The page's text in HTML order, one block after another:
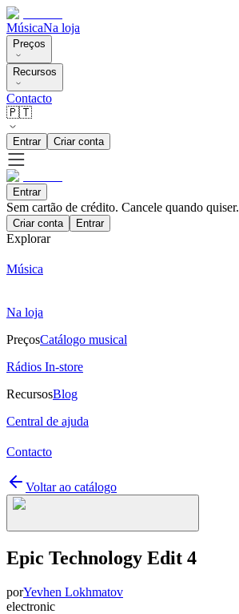
MúsicaNa loja
Preços
Recursos
Contacto
🇵🇹
Entrar Criar conta
Entrar
Sem cartão de crédito. Cancele quando quiser.
Criar conta Entrar
Explorar
Música
Na loja
PreçosCatálogo musical
Rádios In-store
RecursosBlog
Central de ajuda
Contacto
Voltar ao catálogo
Epic Technology Edit 4
porYevhen Lokhmatov
electronic